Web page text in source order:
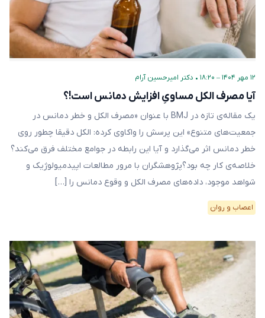
۱۲ مهر ۱۴۰۴ – ۱۸:۲۰ • دکتر امیرحسین آرام
آیا مصرف الکل مساویِ افزایش دمانس است!؟
یک مقاله‌ی تازه در BMJ با عنوان «مصرف الکل و خطر دمانس در
جمعیت‌های متنوع» این پرسش را واکاوی کرده: الکل دقیقا چطور روی
خطر دمانس اثر می‌گذارد و آیا این رابطه در جوامع مختلف فرق می‌کند؟
خلاصه‌ی کار چه بود؟پژوهشگران با مرور مطالعات اپیدمیولوژیک و
شواهد موجود، داده‌های مصرف الکل و وقوع دمانس را […]
اعصاب و روان